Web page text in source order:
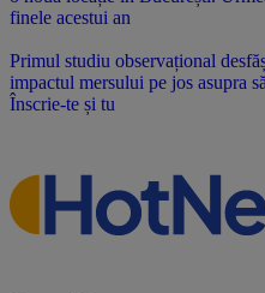
finele acestui an
Primul studiu observațional
impactul mersului pe jos asupra
Înscrie-te și tu